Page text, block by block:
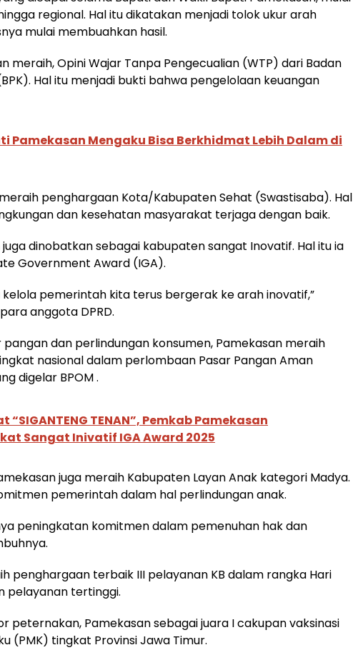
regional. Hal itu dikatakan menjadi tolok ukur arah
mulai membuahkan hasil.
meraih, Opini Wajar Tanpa Pengecualian (WTP) dari Badan
Hal itu menjadi bukti bahwa pengelolaan keuangan
Pamekasan Mengaku Bisa Berkhidmat Lebih Dalam di
penghargaan Kota/Kabupaten Sehat (Swastisaba). Hal
dan kesehatan masyarakat terjaga dengan baik.
dinobatkan sebagai kabupaten sangat Inovatif. Hal itu ia
Government Award (IGA).
pemerintah kita terus bergerak ke arah inovatif,”
anggota DPRD.
dan perlindungan konsumen, Pamekasan meraih
nasional dalam perlombaan Pasar Pangan Aman
digelar BPOM .
“SIGANTENG TENAN”, Pemkab Pamekasan
Sangat Inivatif IGA Award 2025
juga meraih Kabupaten Layan Anak kategori Madya.
pemerintah dalam hal perlindungan anak.
peningkatan komitmen dalam pemenuhan hak dan
penghargaan terbaik III pelayanan KB dalam rangka Hari
pelayanan tertinggi.
peternakan, Pamekasan sebagai juara I cakupan vaksinasi
(PMK) tingkat Provinsi Jawa Timur.